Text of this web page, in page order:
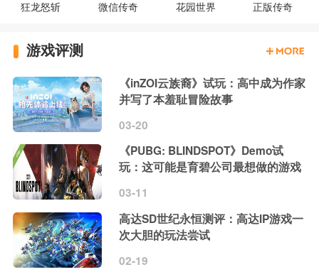
狂龙怒斩 微信传奇 花园世界 正版传奇
游戏评测
《inZOI云族裔》试玩：高中成为作家
并写了本羞耻冒险故事
03-20
《PUBG: BLINDSPOT》Demo试
玩：这可能是育碧公司最想做的游戏
03-11
高达SD世纪永恒测评：高达IP游戏一
次大胆的玩法尝试
02-19